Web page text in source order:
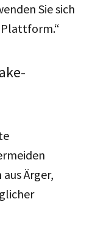
Sie sich
Ärger,